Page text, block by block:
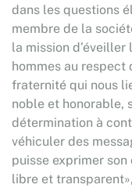
dans les questions
membre de la
la mission
hommes au respect
fraternité qui nous
noble et honorable,
détermination à
véhiculer des
puisse exprimer
libre et